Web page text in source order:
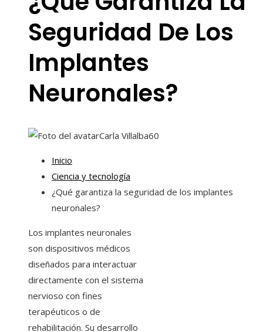
Seguridad De Los
Implantes
Neuronales?
Carla Villalba60
Inicio
Ciencia y tecnología
¿Qué garantiza la seguridad de los implantes
neuronales?
Los implantes neuronales
son dispositivos médicos
diseñados para interactuar
directamente con el sistema
nervioso con fines
terapéuticos o de
rehabilitación. Su desarrollo